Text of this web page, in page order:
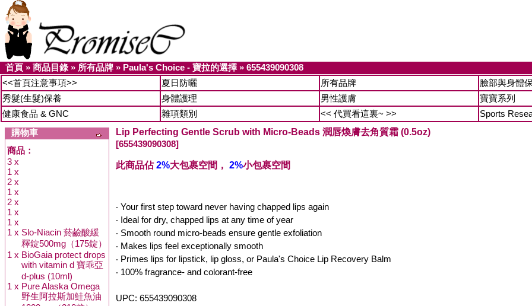
首頁 » 商品目錄» 所有品牌 » Paula's Choice - 寶拉的選擇 » 655439090308
<<首頁注意事項>>
夏日防曬 所有品牌
臉部與身體
秀髮(生髮)保養
身體護理 男性護膚
寶寶系列
健康食品 & GNC
雜項類別 << 代買看這裏~ >>
Sports
購物車
商品：
3 x
1 x
2 x
1 x
2 x
1 x
1 x
1 x Slo-Niacin 菸鹼酸緩
釋錠500mg（175錠）
1 x BioGaia protect drops
with vitamin d 寶乖亞
d-plus (10ml)
1 x Pure Alaska Omega
野生阿拉斯加鮭魚油
Lip Perfecting Gentle Scrub with Micro-Beads 潤唇煥膚去角質霜 (0.5oz)
[655439090308]
此商品佔2%大包裹空間， 2%小包裹空間
‧ Your first step toward never having chapped lips again
‧ Ideal for dry, chapped lips at any time of year
‧ Smooth round micro-beads ensure gentle exfoliation
‧ Makes lips feel exceptionally smooth
‧ Primes lips for lipstick, lip gloss, or Paula's Choice Lip Recovery Balm
‧ 100% fragrance- and colorant-free
UPC: 655439090308